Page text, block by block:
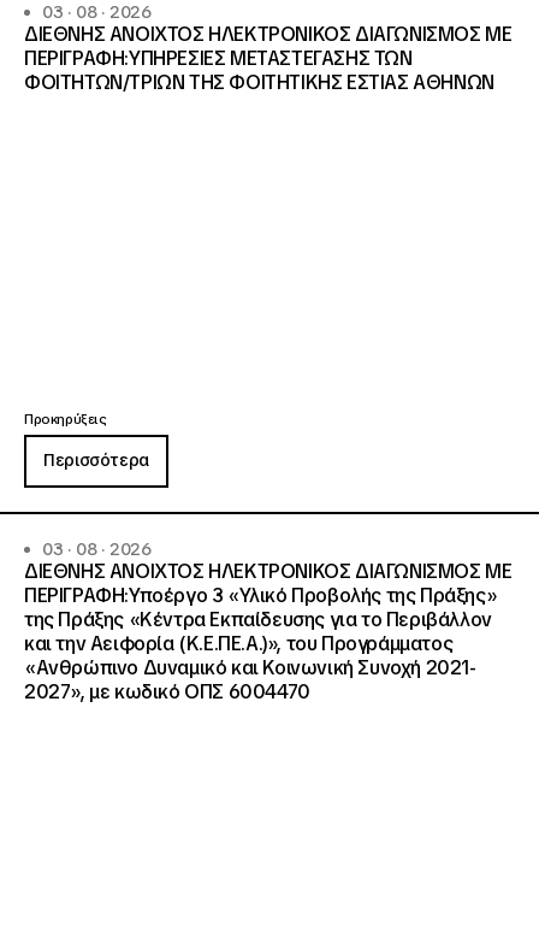
03 · 08 · 2026
ΔΙΕΘΝΗΣ ΑΝΟΙΧΤΟΣ ΗΛΕΚΤΡΟΝΙΚΟΣ ΔΙΑΓΩΝΙΣΜΟΣ ΜΕ
ΠΕΡΙΓΡΑΦΗ:ΥΠΗΡΕΣΙΕΣ METAΣΤΕΓΑΣΗΣ ΤΩΝ
ΦΟΙΤΗΤΩΝ/ΤΡΙΩΝ ΤΗΣ ΦΟΙΤΗΤΙΚΗΣ ΕΣΤΙΑΣ ΑΘΗΝΩΝ
Προκηρύξεις
Περισσότερα
03 · 08 · 2026
ΔΙΕΘΝΗΣ ΑΝΟΙΧΤΟΣ ΗΛΕΚΤΡΟΝΙΚΟΣ ΔΙΑΓΩΝΙΣΜΟΣ ΜΕ
ΠΕΡΙΓΡΑΦΗ:Υποέργο 3 «Υλικό Προβολής της Πράξης»
της Πράξης «Κέντρα Εκπαίδευσης για το Περιβάλλον
και την Αειφορία (Κ.Ε.ΠΕ.Α.)», του Προγράμματος
«Ανθρώπινο Δυναμικό και Κοινωνική Συνοχή 2021-
2027», με κωδικό ΟΠΣ 6004470